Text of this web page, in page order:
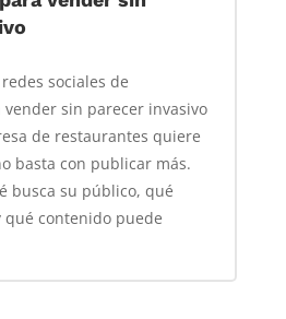
sociales de
sin parecer invasivo
de restaurantes quiere
basta con publicar más.
busca su público, qué
qué contenido puede